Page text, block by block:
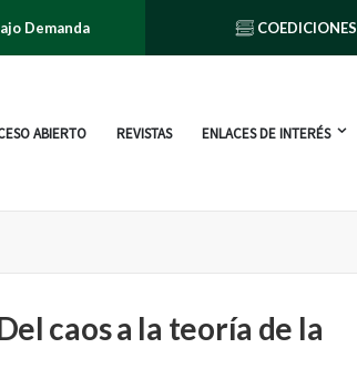
Demanda COEDICIONES
ABIERTO REVISTAS ENLACES DE INTERÉS
caos a la teoría de la